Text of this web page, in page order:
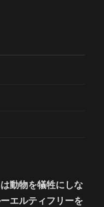
動物を犠牲にしな
エルティフリーを